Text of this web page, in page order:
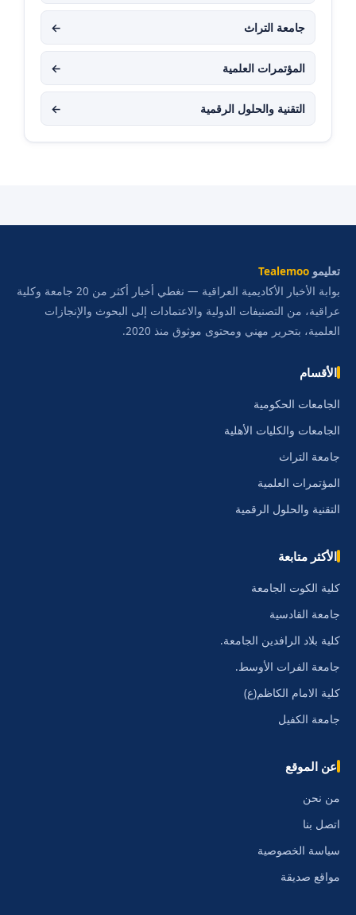
جامعة التراث ←
المؤتمرات العلمية ←
التقنية والحلول الرقمية ←
تعليمو Tealemoo
بوابة الأخبار الأكاديمية العراقية — نغطي أخبار أكثر من 20 جامعة وكلية
عراقية، من التصنيفات الدولية والاعتمادات إلى البحوث والإنجازات
العلمية، بتحرير مهني ومحتوى موثوق منذ 2020.
الأقسام
الجامعات الحكومية
الجامعات والكليات الأهلية
جامعة التراث
المؤتمرات العلمية
التقنية والحلول الرقمية
الأكثر متابعة
كلية الكوت الجامعة
جامعة القادسية
كلية بلاد الرافدين الجامعة.
جامعة الفرات الأوسط.
كلية الامام الكاظم(ع)
جامعة الكفيل
عن الموقع
من نحن
اتصل بنا
سياسة الخصوصية
مواقع صديقة